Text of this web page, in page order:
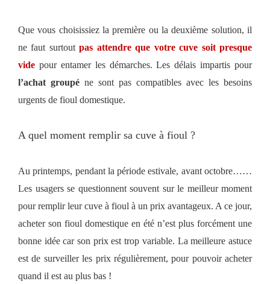
Que vous choisissiez la première ou la deuxième solution, il
ne faut surtoutpas attendre que votre cuve soit presque
vide pour entamer les démarches. Les délais impartis pour
l’achat groupé ne sont pas compatibles avec les besoins
urgents de fioul domestique.
A quel moment remplir sa cuve à fioul ?
Au printemps, pendant la période estivale, avant octobre……
Les usagers se questionnent souvent sur le meilleur moment
pour remplir leur cuve à fioul à un prix avantageux. A ce jour,
acheter son fioul domestique en été n’est plus forcément une
bonne idée car son prix est trop variable. La meilleure astuce
est de surveiller les prix régulièrement, pour pouvoir acheter
quand il est au plus bas !